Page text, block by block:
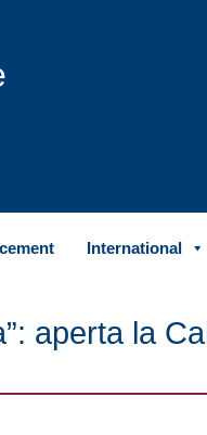
International
aperta la Call